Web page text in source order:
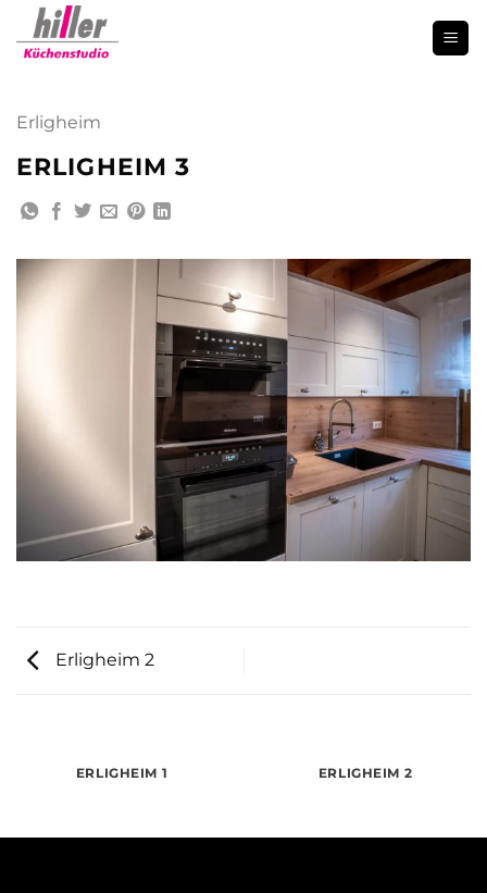
Zum
Inhalt
Erligheim
ERLIGHEIM 3
Erligheim 2
ERLIGHEIM 1 ERLIGHEIM 2